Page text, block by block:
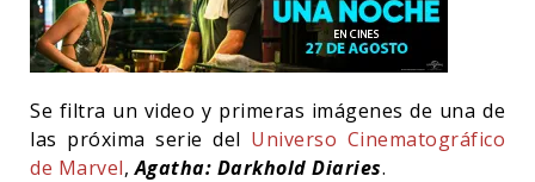
Se filtra un video y primeras imágenes de una de
las próxima serie del Universo Cinematográfico
de Marvel,Agatha: Darkhold Diaries.